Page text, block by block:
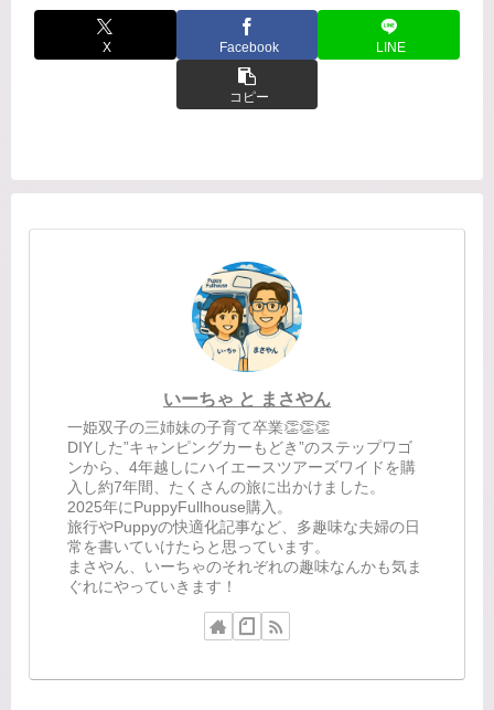
X Facebook LINE
コピー
いーちゃ と まさやん
一姫双子の三姉妹の子育て卒業👏👏👏
DIYした”キャンピングカーもどき”のステップワゴ
ンから、4年越しにハイエースツアーズワイドを購
入し約7年間、たくさんの旅に出かけました。
2025年にPuppyFullhouse購入。
旅行やPuppyの快適化記事など、多趣味な夫婦の日
常を書いていけたらと思っています。
まさやん、いーちゃのそれぞれの趣味なんかも気ま
ぐれにやっていきます！